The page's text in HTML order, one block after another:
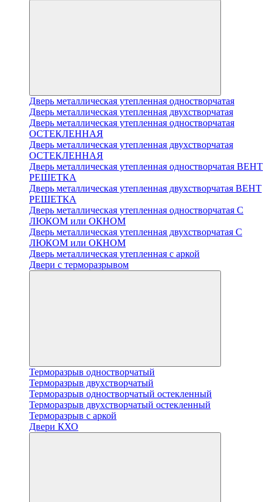
Дверь металлическая утепленная одностворчатая
Дверь металлическая утепленная двухстворчатая
Дверь металлическая утепленная одностворчатая
ОСТЕКЛЕННАЯ
Дверь металлическая утепленная двухстворчатая
ОСТЕКЛЕННАЯ
Дверь металлическая утепленная одностворчатая ВЕНТ
РЕШЕТКА
Дверь металлическая утепленная двухстворчатая ВЕНТ
РЕШЕТКА
Дверь металлическая утепленная одностворчатая С
ЛЮКОМ или ОКНОМ
Дверь металлическая утепленная двухстворчатая С
ЛЮКОМ или ОКНОМ
Дверь металлическая утепленная с аркой
Двери с терморазрывом
Терморазрыв одностворчатый
Терморазрыв двухстворчатый
Терморазрыв одностворчатый остекленный
Терморазрыв двухстворчатый остекленный
Терморазрыв с аркой
Двери КХО